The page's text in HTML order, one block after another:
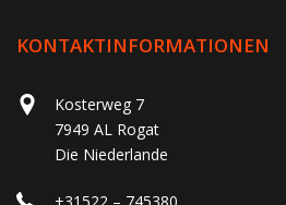
KONTAKTINFORMATIONEN
Kosterweg 7
7949 AL Rogat
Die Niederlande